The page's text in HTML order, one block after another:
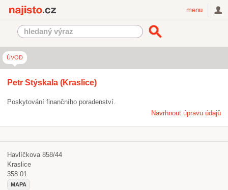
menu
ÚVOD
Petr Stýskala (Kraslice)
Poskytování finančního poradenství.
Navrhnout úpravu údajů
Havlíčkova 858/44
Kraslice
358 01
MAPA